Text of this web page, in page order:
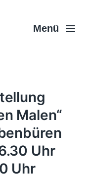
Menü
Malen“
Uhr
Uhr